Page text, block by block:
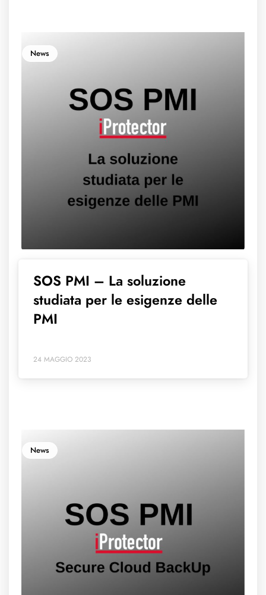
News
SOS PMI – La soluzione
studiata per le esigenze delle
PMI
24 MAGGIO 2023
News